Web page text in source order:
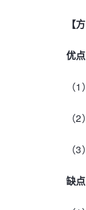
【
优点
（
（
（
缺点